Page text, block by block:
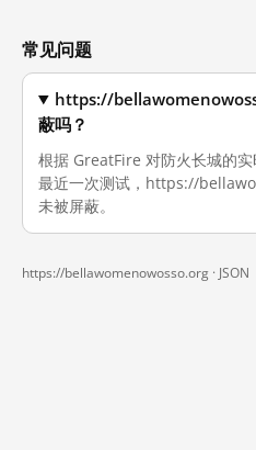
常见问题
https://
蔽吗？
根据 GreatFire 对防火长城的
最近一次测试，https://
未被屏蔽。
https://bellawomenowosso.org · JSON